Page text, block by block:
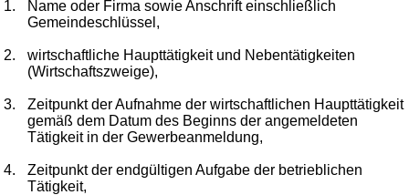
1.
Name oder Firma sowie Anschrift einschließlich
Gemeindeschlüssel,
2.
wirtschaftliche Haupttätigkeit und Nebentätigkeiten
(Wirtschaftszweige),
3.
Zeitpunkt der Aufnahme der wirtschaftlichen Haupttätigkeit
gemäß dem Datum des Beginns der angemeldeten
Tätigkeit in der Gewerbeanmeldung,
4.
Zeitpunkt der endgültigen Aufgabe der betrieblichen
Tätigkeit,